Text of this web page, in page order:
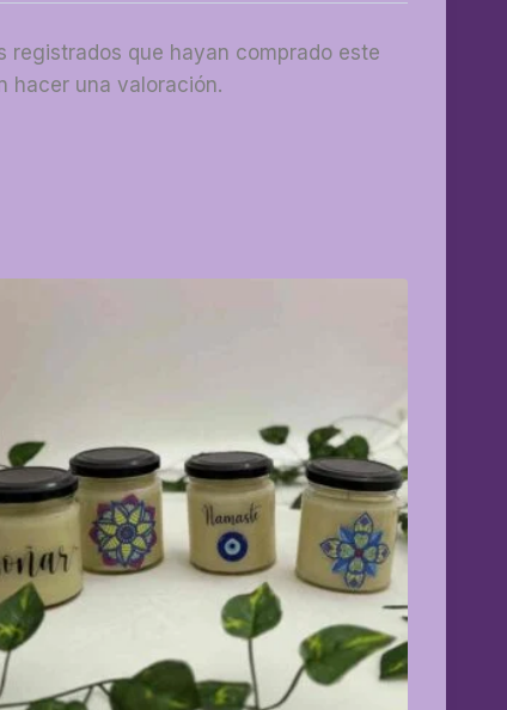
registrados que hayan comprado este
hacer una valoración.